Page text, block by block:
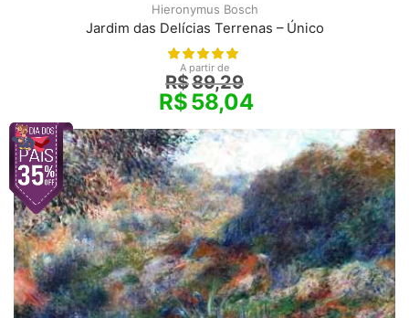
Hieronymus Bosch
Jardim das Delícias Terrenas – Único
A partir de
R$89,29
R$58,04